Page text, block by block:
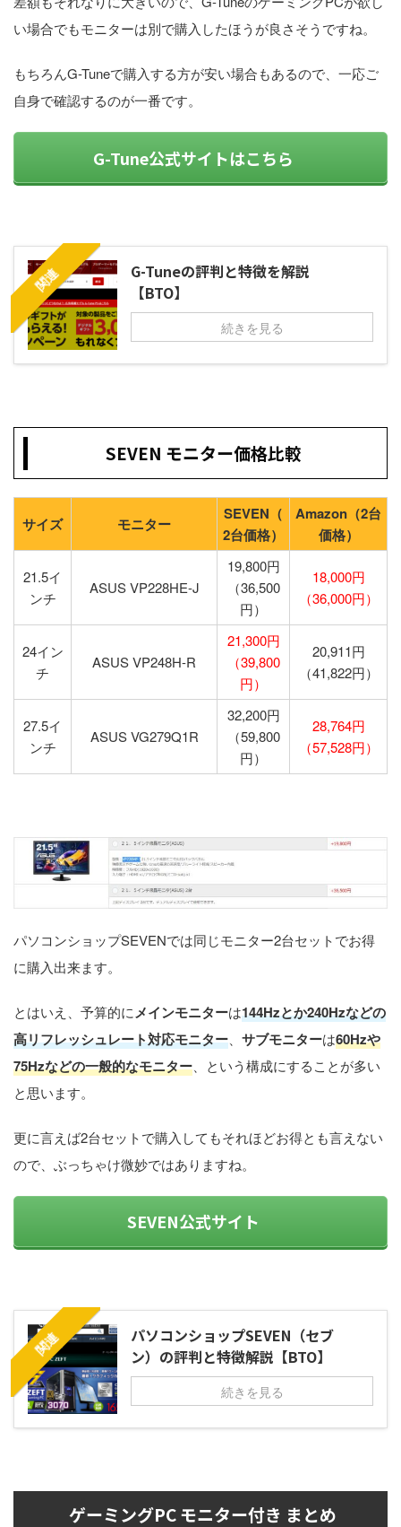
い場合でもモニターは別で購入したほうが良さそうですね。
もちろんG-Tuneで購入する方が安い場合もあるので、一応ご
自身で確認するのが一番です。
G-Tune公式サイトはこちら
関連
G-Tuneの評判と特徴を解説
【BTO】
続きを見る
SEVEN モニター価格比較
サイズ モニター
SEVEN（
2台価格）
Amazon（2台
価格）
21.5イ
ンチ
ASUS VP228HE-J
19,800円
（36,500
円）
18,000円
（36,000円）
24イン
チ
ASUS VP248H-R
21,300円
（39,800
円）
20,911円
（41,822円）
27.5イ
ンチ
ASUS VG279Q1R
32,200円
（59,800
円）
28,764円
（57,528円）
パソコンショップSEVENでは同じモニター2台セットでお得
に購入出来ます。
とはいえ、予算的にメインモニターは144Hzとか240Hzなどの
高リフレッシュレート対応モニター
サブモニターは60Hzや
75Hzなどの一般的なモニター 、という構成にすることが多い
と思います。
更に言えば2台セットで購入してもそれほどお得とも言えない
ので、ぶっちゃけ微妙ではありますね。
SEVEN公式サイト
関連
パソコンショップSEVEN（セブ
ン）の評判と特徴解説【BTO】
続きを見る
ゲーミングPC モニター付き まとめ